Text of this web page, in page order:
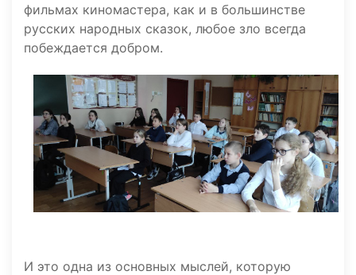
фильмах киномастера, как и в большинстве
русских народных сказок, любое зло всегда
побеждается добром.
И это одна из основных мыслей, которую